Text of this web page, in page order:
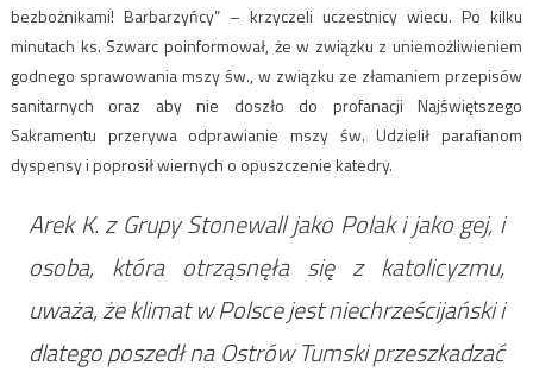
bezbożnikami! Barbarzyńcy” – krzyczeli uczestnicy wiecu. Po kilku
minutach ks. Szwarc poinformował, że w związku z uniemożliwieniem
godnego sprawowania mszy św., w związku ze złamaniem przepisów
sanitarnych oraz aby nie doszło do profanacji Najświętszego
Sakramentu przerywa odprawianie mszy św. Udzielił parafianom
dyspensy i poprosił wiernych o opuszczenie katedry.
Arek K. z Grupy Stonewall jako Polak i jako gej, i
osoba, która otrząsnęła się z katolicyzmu,
uważa, że klimat w Polsce jest niechrześcijański i
dlatego poszedł na Ostrów Tumski przeszkadzać